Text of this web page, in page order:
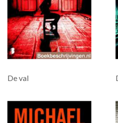
De val